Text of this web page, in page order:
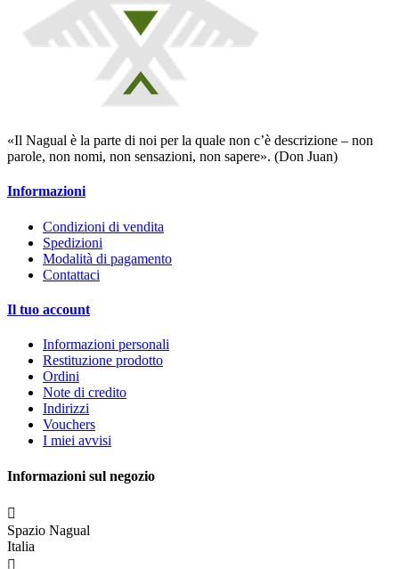
«Il Nagual è la parte di noi per la quale non c’è descrizione – non
parole, non nomi, non sensazioni, non sapere». (Don Juan)
Informazioni
Condizioni di vendita
Spedizioni
Modalità di pagamento
Contattaci
Il tuo account
Informazioni personali
Restituzione prodotto
Ordini
Note di credito
Indirizzi
Vouchers
I miei avvisi
Informazioni sul negozio

Spazio Nagual
Italia
